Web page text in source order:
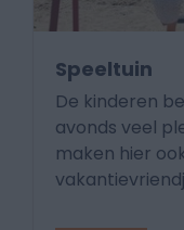
Speeltuin
De kinderen
avonds veel
maken hier